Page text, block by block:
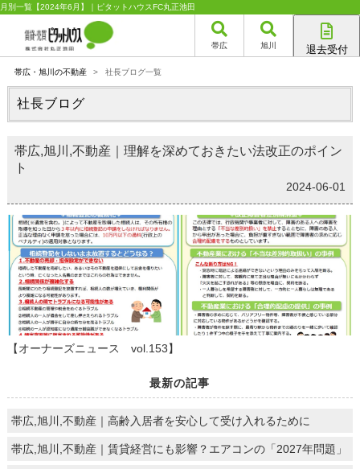
月別一覧【2024年6月】｜ピタットハウスFC丸正池田
帯広 旭川 退去受付
帯広・旭川の不動産 > 社長ブログ一覧
社長ブログ
帯広,旭川,不動産｜理解を深めておきたい法改正のポイン
ト
2024-06-01
【オーナーズニュース vol.153】
最新の記事
帯広,旭川,不動産｜高齢入居者を安心して受け入れるために
帯広,旭川,不動産｜賃貸経営にも影響？エアコンの「2027年問題」